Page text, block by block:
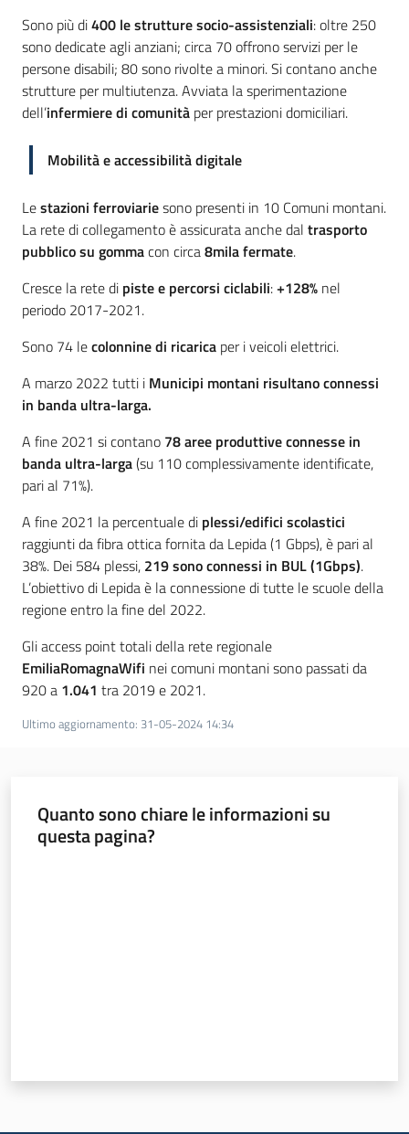
Sono più di400 le strutture socio-assistenziali: oltre 250
sono dedicate agli anziani; circa 70 offrono servizi per le
persone disabili; 80 sono rivolte a minori. Si contano anche
strutture per multiutenza. Avviata la sperimentazione
dell’infermiere di comunità per prestazioni domiciliari.
Mobilità e accessibilità digitale
Lestazioni ferroviariesono presenti in 10 Comuni montani.
La rete di collegamento è assicurata anche dal trasporto
pubblico su gommacon circa8mila fermate.
Cresce la rete di piste e percorsi ciclabili:+128% nel
periodo 2017-2021.
Sono 74 lecolonnine di ricarica per i veicoli elettrici.
A marzo 2022 tutti i Municipi montani risultano connessi
in banda ultra-larga.
A fine 2021 si contano 78 aree produttive connesse in
banda ultra-larga(su 110 complessivamente identificate,
pari al 71%).
A fine 2021 la percentuale di plessi/edifici scolastici
raggiunti da fibra ottica fornita da Lepida (1 Gbps), è pari al
38%. Dei 584 plessi, 219 sono connessi in BUL (1Gbps).
L’obiettivo di Lepida è la connessione di tutte le scuole della
regione entro la fine del 2022.
Gli access point totali della rete regionale
EmiliaRomagnaWifi nei comuni montani sono passati da
920 a 1.041 tra 2019 e 2021.
Ultimo aggiornamento: 31-05-2024 14:34
Quanto sono chiare le informazioni su
questa pagina?